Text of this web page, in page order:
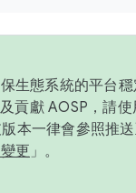
生態系統的平台
貢獻 AOSP，請使
本一律會參照推
更 」。